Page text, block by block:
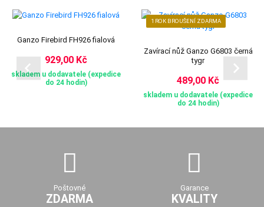
Ganzo Firebird FH926 fialová
929,00 Kč
skladem u dodavatele (expedice
do 24 hodin)
1 ROK BROUŠENÍ ZDARMA
Zavírací nůž Ganzo G6803 černá
tygr
489,00 Kč
skladem u dodavatele (expedice
do 24 hodin)
Poštovné
ZDARMA
Garance
KVALITY